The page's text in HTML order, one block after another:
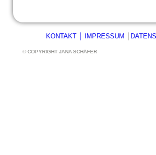
KONTAKT IMPRESSUM
© COPYRIGHT JANA SCHÄFER